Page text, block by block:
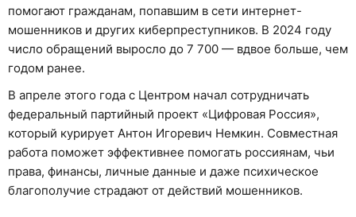
помогают гражданам, попавшим в сети интернет-
мошенников и других киберпреступников. В 2024 году
число обращений выросло до 7 700 — вдвое больше, чем
годом ранее.
В апреле этого года с Центром начал сотрудничать
федеральный партийный проект «Цифровая Россия»,
который курирует Антон Игоревич Немкин. Cовместная
работа поможет эффективнее помогать россиянам, чьи
права, финансы, личные данные и даже психическое
благополучие страдают от действий мошенников.